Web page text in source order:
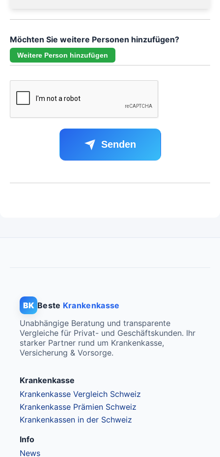
Möchten Sie weitere Personen hinzufügen?
Weitere Person hinzufügen
Senden
BK Beste Krankenkasse
Unabhängige Beratung und transparente
Vergleiche für Privat- und Geschäftskunden. Ihr
starker Partner rund um Krankenkasse,
Versicherung & Vorsorge.
Krankenkasse
Krankenkasse Vergleich Schweiz
Krankenkasse Prämien Schweiz
Krankenkassen in der Schweiz
Info
News